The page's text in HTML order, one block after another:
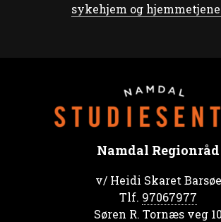
sykehjem og
Namdal Regionråd
v/ Heidi Skaret Barsøe
Tlf. 97067977
Søren R. Tornæs veg 10